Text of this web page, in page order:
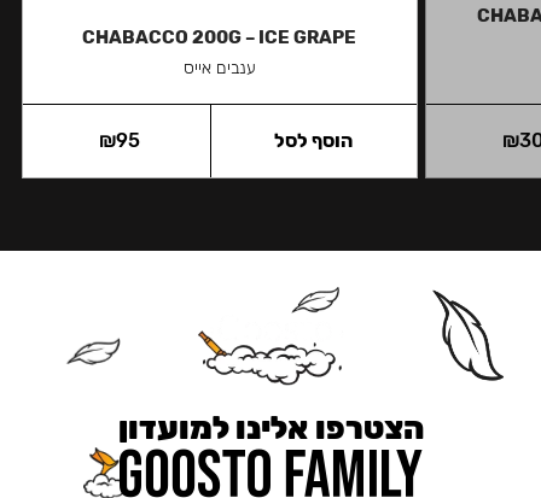
₪
CHABACCO 200G – ICE GRAPE
ענבים אייס
₪95 הוסף לסל
הצטרפו אלינו למועדון